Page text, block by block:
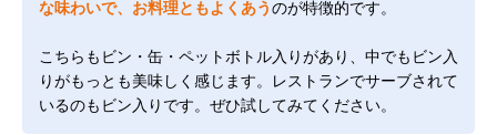
な味わいで、お料理ともよくあうのが特徴的です。
こちらもビン・缶・ペットボトル入りがあり、中でもビン入
りがもっとも美味しく感じます。レストランでサーブされて
いるのもビン入りです。ぜひ試してみてください。